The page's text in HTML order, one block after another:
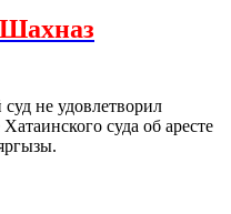
Шахназ
не удовлетворил
суда об аресте